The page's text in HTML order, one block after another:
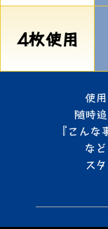
4枚使用
使
随時
『こん
な
ス